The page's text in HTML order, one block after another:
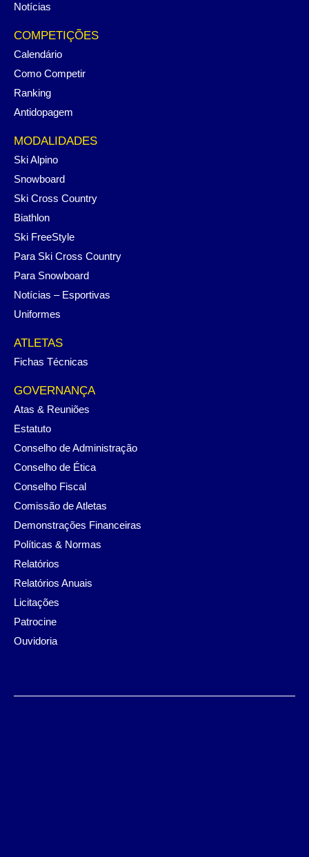
Notícias
COMPETIÇÕES
Calendário
Como Competir
Ranking
Antidopagem
MODALIDADES
Ski Alpino
Snowboard
Ski Cross Country
Biathlon
Ski FreeStyle
Para Ski Cross Country
Para Snowboard
Notícias – Esportivas
Uniformes
ATLETAS
Fichas Técnicas
GOVERNANÇA
Atas & Reuniões
Estatuto
Conselho de Administração
Conselho de Ética
Conselho Fiscal
Comissão de Atletas
Demonstrações Financeiras
Políticas & Normas
Relatórios
Relatórios Anuais
Licitações
Patrocine
Ouvidoria